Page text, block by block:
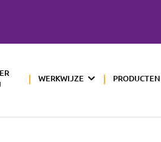
WERKWIJZE PRODUCTEN